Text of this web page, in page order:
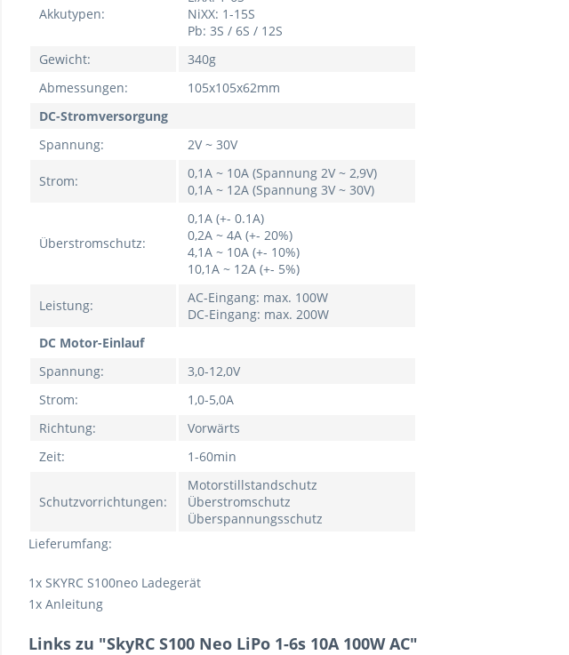
Akkutypen:
NiXX: 1-15S
Pb: 3S / 6S / 12S
Gewicht:
340g
Abmessungen:
105x105x62mm
DC-Stromversorgung
Spannung:
2V ~ 30V
Strom:
0,1A ~ 10A (Spannung 2V ~ 2,9V)
0,1A ~ 12A (Spannung 3V ~ 30V)
Überstromschutz:
0,1A (+- 0.1A)
0,2A ~ 4A (+- 20%)
4,1A ~ 10A (+- 10%)
10,1A ~ 12A (+- 5%)
Leistung:
AC-Eingang: max. 100W
DC-Eingang: max. 200W
DC Motor-Einlauf
Spannung:
3,0-12,0V
Strom:
1,0-5,0A
Richtung:
Vorwärts
Zeit:
1-60min
Schutzvorrichtungen:
Motorstillstandschutz
Überstromschutz
Überspannungsschutz
Lieferumfang:
1x SKYRC S100neo Ladegerät
1x Anleitung
Links zu "SkyRC S100 Neo LiPo 1-6s 10A 100W AC"